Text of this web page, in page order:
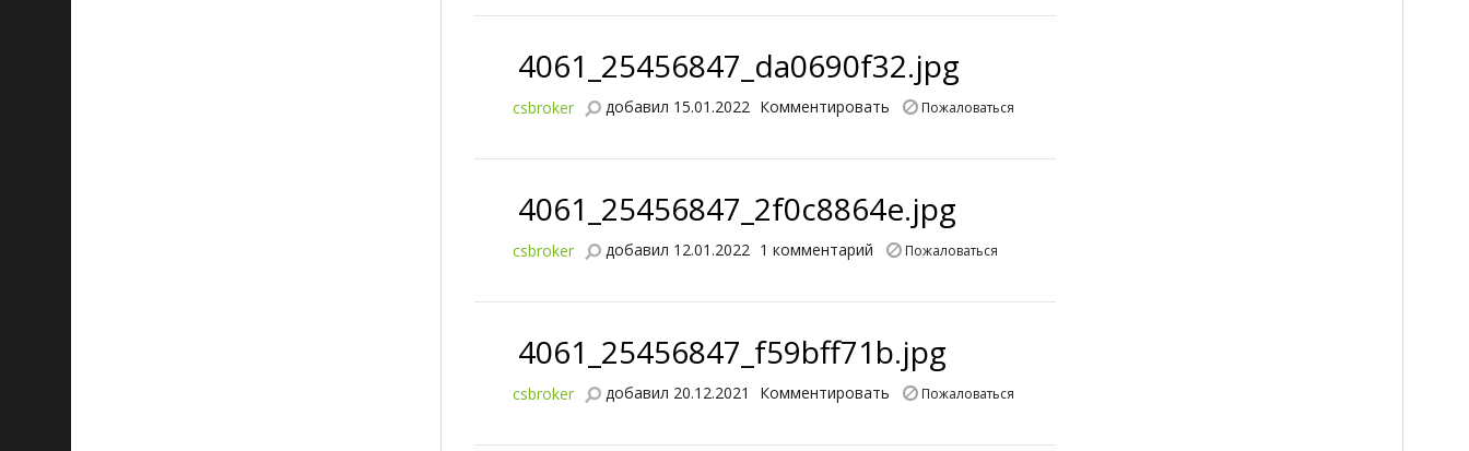
4061_25456847_da0690f32.jpg
csbroker добавил 15.01.2022 Комментировать Пожаловаться
4061_25456847_2f0c8864e.jpg
csbroker добавил 12.01.2022 1 комментарий Пожаловаться
4061_25456847_f59bff71b.jpg
csbroker добавил 20.12.2021 Комментировать Пожаловаться